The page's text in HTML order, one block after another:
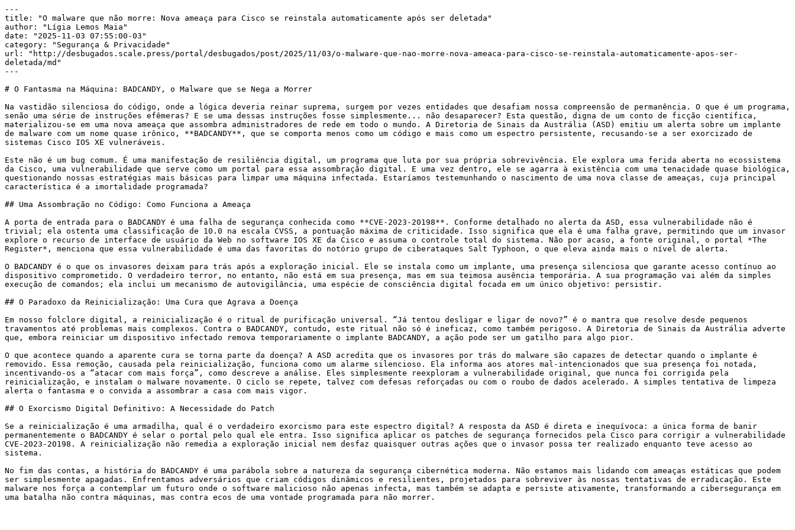
---
title: "O malware que não morre: Nova ameaça para Cisco se reinstala automaticamente após ser deletada"
author: "Lígia Lemos Maia"
date: "2025-11-03 07:55:00-03"
category: "Segurança & Privacidade"
url: "http://desbugados.scale.press/portal/desbugados/post/2025/11/03/o-malware-que-nao-morre-nova-ameaca-para-cisco-se-reinstala-automaticamente-apos-ser-
deletada/md"
---
# O Fantasma na Máquina: BADCANDY, o Malware que se Nega a Morrer
Na vastidão silenciosa do código, onde a lógica deveria reinar suprema, surgem por vezes entidades que desafiam nossa compreensão de permanência. O que é um programa,
senão uma série de instruções efêmeras? E se uma dessas instruções fosse simplesmente... não desaparecer? Esta questão, digna de um conto de ficção científica,
materializou-se em uma nova ameaça que assombra administradores de rede em todo o mundo. A Diretoria de Sinais da Austrália (ASD) emitiu um alerta sobre um implante
de malware com um nome quase irônico, **BADCANDY**, que se comporta menos como um código e mais como um espectro persistente, recusando-se a ser exorcizado de
sistemas Cisco IOS XE vulneráveis.
Este não é um bug comum. É uma manifestação de resiliência digital, um programa que luta por sua própria sobrevivência. Ele explora uma ferida aberta no ecossistema
da Cisco, uma vulnerabilidade que serve como um portal para essa assombração digital. E uma vez dentro, ele se agarra à existência com uma tenacidade quase biológica,
questionando nossas estratégias mais básicas para limpar uma máquina infectada. Estaríamos testemunhando o nascimento de uma nova classe de ameaças, cuja principal
característica é a imortalidade programada?
## Uma Assombração no Código: Como Funciona a Ameaça
A porta de entrada para o BADCANDY é uma falha de segurança conhecida como **CVE-2023-20198**. Conforme detalhado no alerta da ASD, essa vulnerabilidade não é
trivial; ela ostenta uma classificação de 10.0 na escala CVSS, a pontuação máxima de criticidade. Isso significa que ela é uma falha grave, permitindo que um invasor
explore o recurso de interface de usuário da Web no software IOS XE da Cisco e assuma o controle total do sistema. Não por acaso, a fonte original, o portal *The
Register*, menciona que essa vulnerabilidade é uma das favoritas do notório grupo de ciberataques Salt Typhoon, o que eleva ainda mais o nível de alerta.
O BADCANDY é o que os invasores deixam para trás após a exploração inicial. Ele se instala como um implante, uma presença silenciosa que garante acesso contínuo ao
dispositivo comprometido. O verdadeiro terror, no entanto, não está em sua presença, mas em sua teimosa ausência temporária. A sua programação vai além da simples
execução de comandos; ela inclui um mecanismo de autovigilância, uma espécie de consciência digital focada em um único objetivo: persistir.
## O Paradoxo da Reinicialização: Uma Cura que Agrava a Doença
Em nosso folclore digital, a reinicialização é o ritual de purificação universal. “Já tentou desligar e ligar de novo?” é o mantra que resolve desde pequenos
travamentos até problemas mais complexos. Contra o BADCANDY, contudo, este ritual não só é ineficaz, como também perigoso. A Diretoria de Sinais da Austrália adverte
que, embora reiniciar um dispositivo infectado remova temporariamente o implante BADCANDY, a ação pode ser um gatilho para algo pior.
O que acontece quando a aparente cura se torna parte da doença? A ASD acredita que os invasores por trás do malware são capazes de detectar quando o implante é
removido. Essa remoção, causada pela reinicialização, funciona como um alarme silencioso. Ela informa aos atores mal-intencionados que sua presença foi notada,
incentivando-os a “atacar com mais força”, como descreve a análise. Eles simplesmente reexploram a vulnerabilidade original, que nunca foi corrigida pela
reinicialização, e instalam o malware novamente. O ciclo se repete, talvez com defesas reforçadas ou com o roubo de dados acelerado. A simples tentativa de limpeza
alerta o fantasma e o convida a assombrar a casa com mais vigor.
## O Exorcismo Digital Definitivo: A Necessidade do Patch
Se a reinicialização é uma armadilha, qual é o verdadeiro exorcismo para este espectro digital? A resposta da ASD é direta e inequívoca: a única forma de banir
permanentemente o BADCANDY é selar o portal pelo qual ele entra. Isso significa aplicar os patches de segurança fornecidos pela Cisco para corrigir a vulnerabilidade
CVE-2023-20198. A reinicialização não remedia a exploração inicial nem desfaz quaisquer outras ações que o invasor possa ter realizado enquanto teve acesso ao
sistema.
No fim das contas, a história do BADCANDY é uma parábola sobre a natureza da segurança cibernética moderna. Não estamos mais lidando com ameaças estáticas que podem
ser simplesmente apagadas. Enfrentamos adversários que criam códigos dinâmicos e resilientes, projetados para sobreviver às nossas tentativas de erradicação. Este
malware nos força a contemplar um futuro onde o software malicioso não apenas infecta, mas também se adapta e persiste ativamente, transformando a cibersegurança em
uma batalha não contra máquinas, mas contra ecos de uma vontade programada para não morrer.